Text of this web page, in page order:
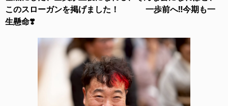
このスローガンを掲げました！ 一歩前へ‼️今期も一
生懸命❣️